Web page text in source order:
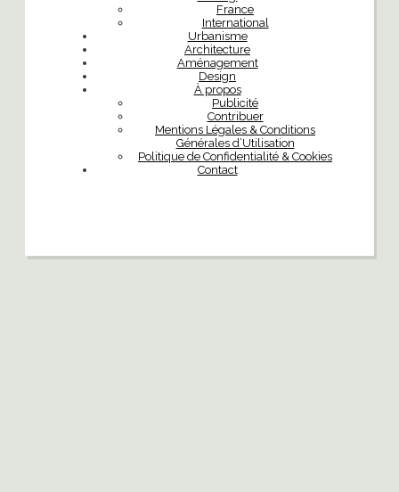
France
International
Urbanisme
Architecture
Aménagement
Design
À propos
Publicité
Contribuer
Mentions Légales & Conditions
Générales d’Utilisation
Politique de Confidentialité & Cookies
Contact